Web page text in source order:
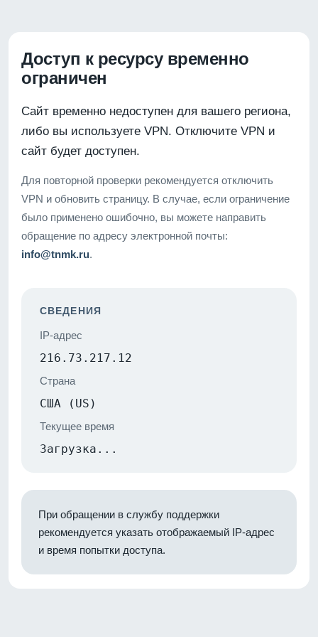
Доступ к ресурсу временно
ограничен
Сайт временно недоступен для вашего региона,
либо вы используете VPN. Отключите VPN и
сайт будет доступен.
Для повторной проверки рекомендуется отключить
VPN и обновить страницу. В случае, если ограничение
было применено ошибочно, вы можете направить
обращение по адресу электронной почты:
info@tnmk.ru.
СВЕДЕНИЯ
IP-адрес
216.73.217.12
Страна
США (US)
Текущее время
Загрузка...
При обращении в службу поддержки
рекомендуется указать отображаемый IP-адрес
и время попытки доступа.